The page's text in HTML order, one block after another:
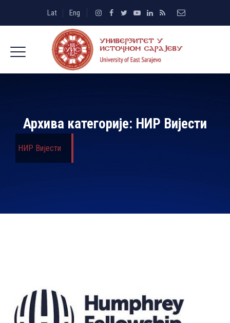
Lat Eng
Архива категорије: НИР Вијести
НИР Вијести